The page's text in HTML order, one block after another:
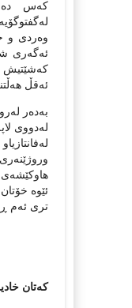
كه‌س
وه‌ردی و
ئه‌گه‌ری
كه‌شێتیش
ئه‌قڵ
به‌ده‌ر
له‌دووی
ئێوه‌
تری ئه‌م
كه‌تان